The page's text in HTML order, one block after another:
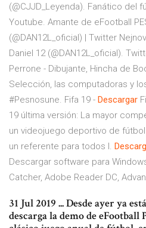
(@CJJD_Leyenda). Fanático del
Youtube. Amante de eFootball
(@DAN12L_oficial) | Twitter
Daniel 12 (@DAN12L_oficial).
Perrone - Dibujante, Hincha de
Selección, las computadoras y
#Pesnosune. Fifa 19 - Descargar
19 última versión: La mayor
un videojuego deportivo de
un referente para todos l.
Descargar software para
Catcher, Adobe Reader DC,
31 Jul 2019 ... Desde ayer ya
descarga la demo de eFootball